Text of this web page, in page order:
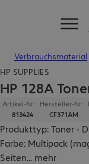
Verbrauchsmaterial
HP SUPPLIES
HP 128A
Artikel-Nr:
813424
Hersteller-Nr:
CF371AM
Produkttyp: Toner -
Farbe: Multipack
Seiten... mehr